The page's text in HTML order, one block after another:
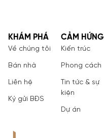
KHÁM PHÁ
Về chúng tôi
Bán nhà
Liên hệ
Ký gửi BĐS
CẢM HỨNG
Kiến trúc
Phong cách
Tin tức & sự
kiện
Dự án